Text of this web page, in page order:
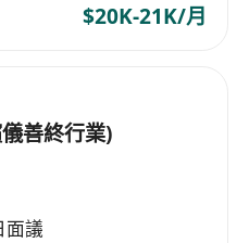
$20K-21K/月
善終行業)
面議